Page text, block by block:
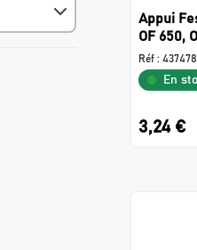
Appui
OF 650,
Réf : 437478
En
3,24 €